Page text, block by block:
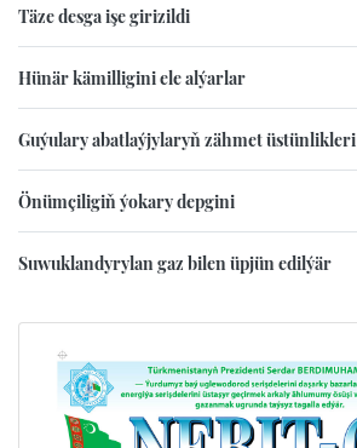
Täze desga işe girizildi
Hünär kämilligini ele alýarlar
Guýulary abatlaýjylaryň zähmet üstünlikleri
Önümçiligiň ýokary depgini
Suwuklandyrylan gaz bilen üpjün edilýär